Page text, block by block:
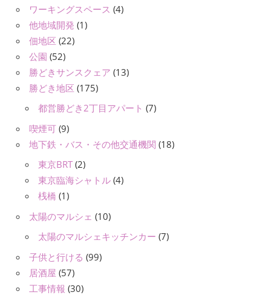
ワーキングスペース (4)
他地域開発 (1)
佃地区 (22)
公園 (52)
勝どきサンスクェア (13)
勝どき地区 (175)
都営勝どき2丁目アパート (7)
喫煙可 (9)
地下鉄・バス・その他交通機関 (18)
東京BRT (2)
東京臨海シャトル (4)
桟橋 (1)
太陽のマルシェ (10)
太陽のマルシェキッチンカー (7)
子供と行ける (99)
居酒屋 (57)
工事情報 (30)